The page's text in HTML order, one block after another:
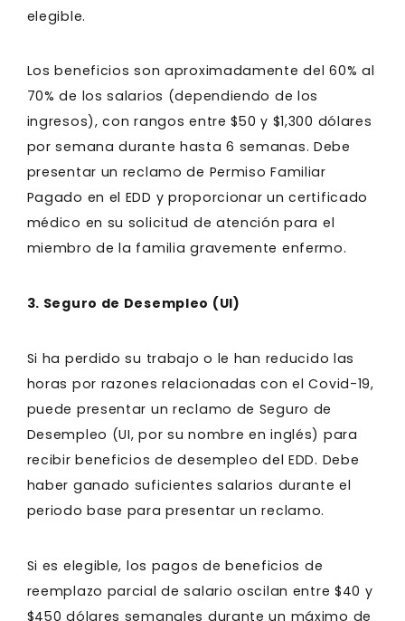
elegible.
Los beneficios son aproximadamente del 60% al
70% de los salarios (dependiendo de los
ingresos), con rangos entre $50 y $1,300 dólares
por semana durante hasta 6 semanas. Debe
presentar un reclamo de Permiso Familiar
Pagado en el EDD y proporcionar un certificado
médico en su solicitud de atención para el
miembro de la familia gravemente enfermo.
3. Seguro de Desempleo (UI)
Si ha perdido su trabajo o le han reducido las
horas por razones relacionadas con el Covid-19,
puede presentar un reclamo de Seguro de
Desempleo (UI, por su nombre en inglés) para
recibir beneficios de desempleo del EDD. Debe
haber ganado suficientes salarios durante el
periodo base para presentar un reclamo.
Si es elegible, los pagos de beneficios de
reemplazo parcial de salario oscilan entre $40 y
$450 dólares semanales durante un máximo de